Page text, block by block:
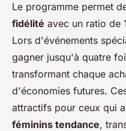
Le programme permet
fidélité avec un ratio de
Lors d'événements
gagner jusqu'à quatre
transformant chaque
d'économies futures.
attractifs pour ceux qui
féminins tendance,